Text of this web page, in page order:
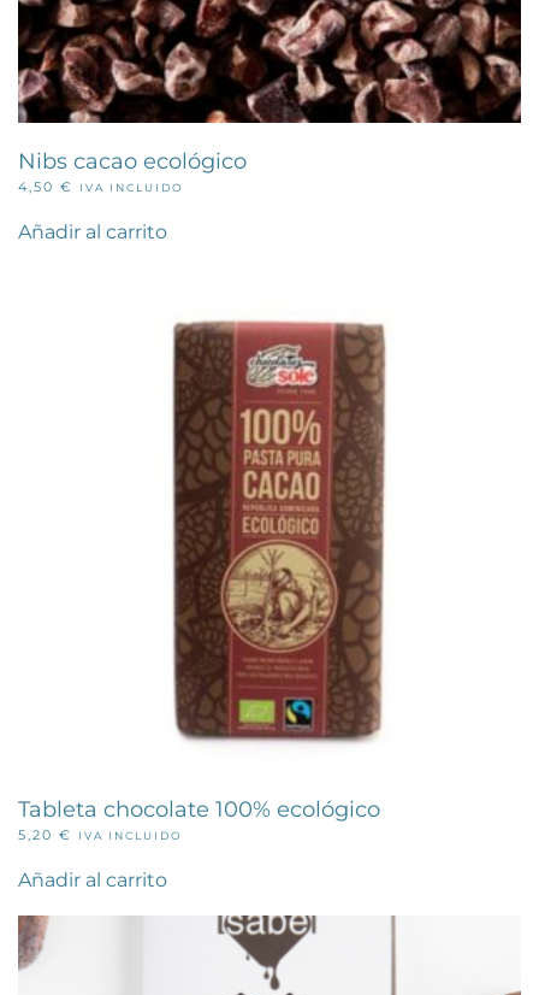
Nibs cacao ecológico
4,50 € IVA INCLUIDO
Añadir al carrito
Tableta chocolate 100% ecológico
5,20 € IVA INCLUIDO
Añadir al carrito